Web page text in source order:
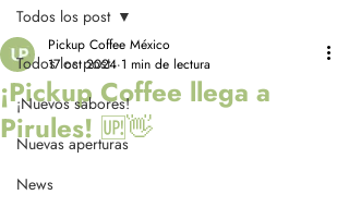
Todos los post
¡Nuevos sabores!
Nuevas aperturas
News
Todos los post
¡Pickup Coffee llega a
Pirules! 🆙👋
Pickup Coffee México
17 oct 2024 1 min de lectura